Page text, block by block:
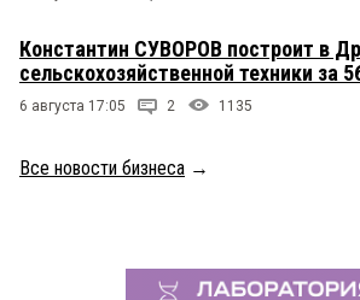
Константин СУВОРОВ построит в
сельскохозяйственной техники за
6 августа 17:05 2 1135
Все новости бизнеса →